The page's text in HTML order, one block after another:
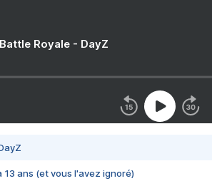
Royale - DayZ
13 ans (et vous l'avez ignoré)